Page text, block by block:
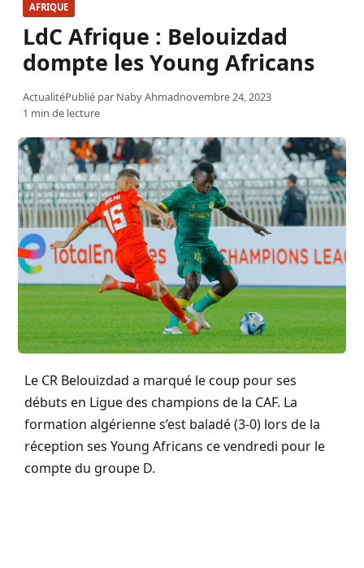
AFRIQUE
LdC Afrique : Belouizdad
dompte les Young Africans
ActualitéPublié par Naby Ahmadnovembre 24, 2023
1 min de lecture
Le CR Belouizdad a marqué le coup pour ses
débuts en Ligue des champions de la CAF. La
formation algérienne s’est baladé (3-0) lors de la
réception ses Young Africans ce vendredi pour le
compte du groupe D.